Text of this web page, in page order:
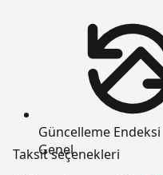
Taksit seçenekleri
Güncelleme Endeksi
Genel